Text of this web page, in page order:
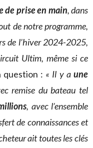
de prise en main, dans
de notre programme,
de l’hiver 2024-2025,
Ultim, même si ce
question : « Il y aune
remise du bateau tel
, avec l’ensemble
de connaissances et
ait toutes les clés